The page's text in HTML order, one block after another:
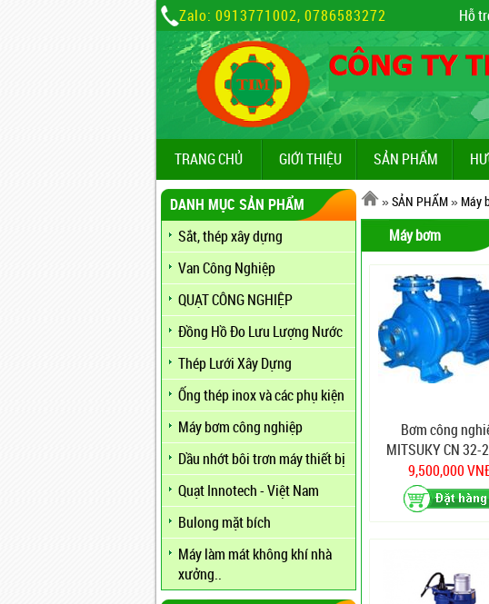
Zalo: 0913771002, 0786583272 Hỗ
TRANG CHỦ GIỚI THIỆU SẢN PHẨM
DANH MỤC SẢN PHẨM
Sắt, thép xây dựng
Van Công Nghiệp
QUẠT CÔNG NGHIỆP
Đồng Hồ Đo Lưu Lượng Nước
Thép Lưới Xây Dựng
Ống thép inox và các phụ kiện
Máy bơm công nghiệp
Dầu nhớt bôi trơn máy thiết bị
Quạt Innotech - Việt Nam
Bulong mặt bích
Máy làm mát không khí nhà
xưởng..
»SẢN PHẨM» Máy
Máy bơm
Bơm công
MITSUKY CN 32-
9,500,000